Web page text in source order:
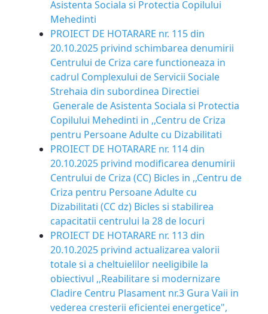
Asistenta Sociala si Protectia Copilului
Mehedinti
PROIECT DE HOTARARE nr. 115 din
20.10.2025 privind schimbarea denumirii
Centrului de Criza care functioneaza in
cadrul Complexului de Servicii Sociale
Strehaia din subordinea Directiei
Generale deAsistenta Sociala si Protectia
Copilului Mehedinti in ,,Centru de Criza
pentru Persoane Adulte cu Dizabilitati
PROIECT DE HOTARARE nr. 114 din
20.10.2025 privind modificarea denumirii
Centrului de Criza (CC) Bicles in ,,Centru de
Criza pentru Persoane Adulte cu
Dizabilitati (CC dz) Bicles si stabilirea
capacitatii centrului la 28 de locuri
PROIECT DE HOTARARE nr. 113 din
20.10.2025 privind actualizarea valorii
totale si a cheltuielilor neeligibile la
obiectivul ,,Reabilitare si modernizare
Cladire Centru Plasament nr.3 Gura Vaii in
vederea cresterii eficientei energetice",